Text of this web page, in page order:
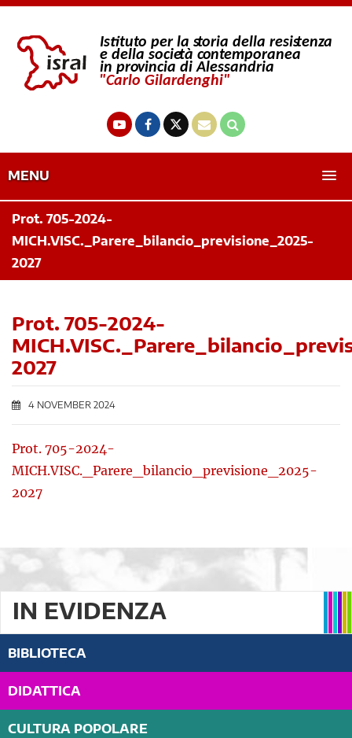
MENU
Prot. 705-2024-
MICH.VISC._Parere_bilancio_previsione_2025-
2027
Prot. 705-2024-
2027
4 NOVEMBER 2024
Prot. 705-2024-
MICH.VISC._Parere_bilancio_previsione_2025-
2027
IN EVIDENZA
BIBLIOTECA
DIDATTICA
CULTURA POPOLARE